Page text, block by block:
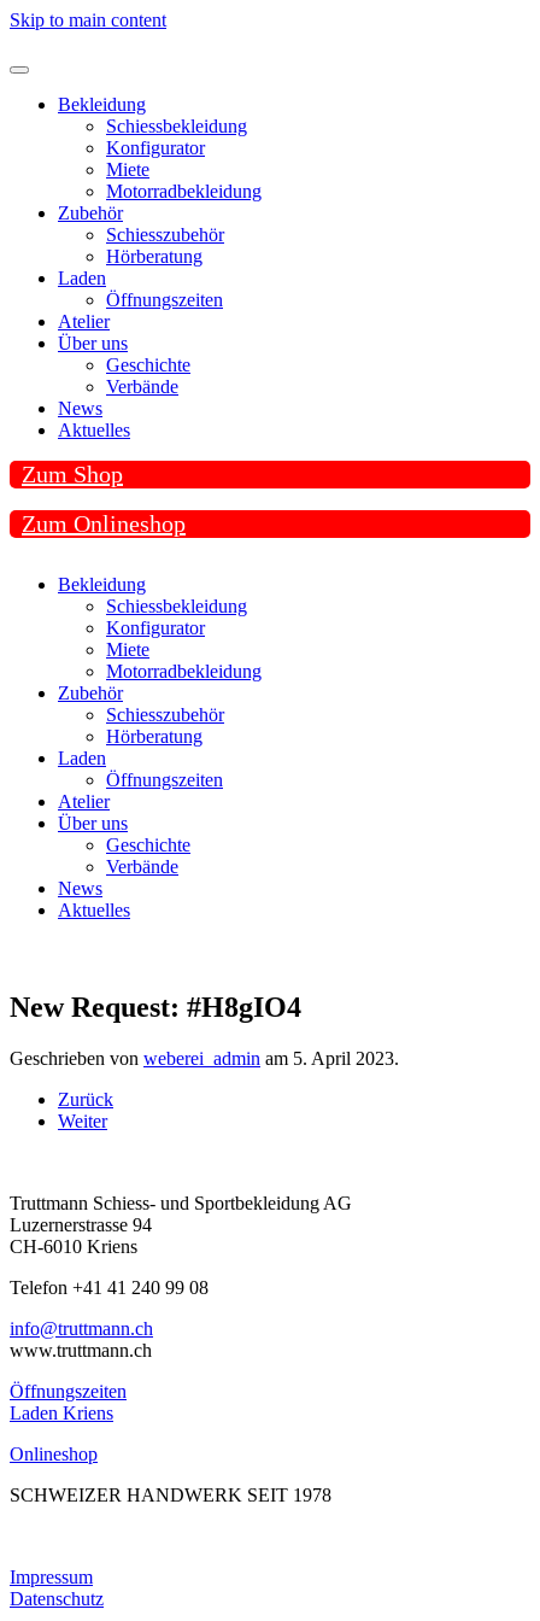
Skip to main content
Bekleidung
Schiessbekleidung
Konfigurator
Miete
Motorradbekleidung
Zubehör
Schiesszubehör
Hörberatung
Laden
Öffnungszeiten
Atelier
Über uns
Geschichte
Verbände
News
Aktuelles
Zum Shop
Zum Onlineshop
Bekleidung
Schiessbekleidung
Konfigurator
Miete
Motorradbekleidung
Zubehör
Schiesszubehör
Hörberatung
Laden
Öffnungszeiten
Atelier
Über uns
Geschichte
Verbände
News
Aktuelles
New Request: #H8gIO4
Geschrieben von weberei_admin am 5. April 2023.
Zurück
Weiter
Truttmann Schiess- und Sportbekleidung AG
Luzernerstrasse 94
CH-6010 Kriens
Telefon +41 41 240 99 08
hc.nnamtturt@ofni
www.truttmann.ch
Öffnungszeiten
Laden Kriens
Onlineshop
SCHWEIZER HANDWERK SEIT 1978
Impressum
Datenschutz